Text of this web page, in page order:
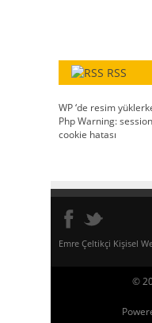
RSS
WP ‘de resim
Php Warning:
cookie hatası
Emre Çeltikçi Kişisel
©